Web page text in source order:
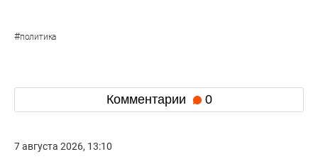
#политика
Комментарии 0
7 августа 2026, 13:10